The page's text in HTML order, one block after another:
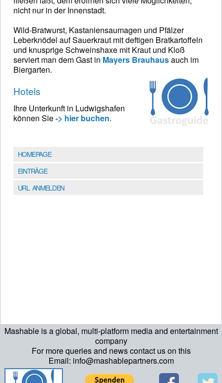
Mashable is a global, multi-platform media and entertainment
company
For more queries and news contact us on this
Email: info@mashablepartners.com
nicht nur in der Innenstadt.
Wild-Bratwurst, Kastaniensaumagen und Pfälzer
Leberknödel auf Sauerkraut mit deftigen Bratkartoffeln
und knusprige Schweinshaxe mit Kraut und Kloß
serviert man dem Gast in Mayers Brauhausauch im
Biergarten.
Hotels
Ihre Unterkunft in Ludwigshafen
können Sie-> hier buchen.
HOMEPAGE
EINTRÄGE
URL ANMELDEN